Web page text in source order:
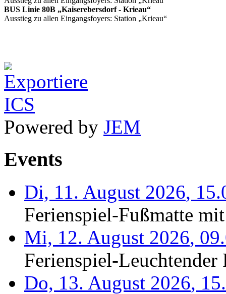
BUS Linie 80B „Kaiserebersdorf - Krieau“
Ausstieg zu allen Eingangsfoyers: Station „Krieau“
Powered by JEM
Events
Di, 11. August 2026,
Ferienspiel-Fußmatte
Mi, 12. August 2026,
Ferienspiel-Leuchtender
Do, 13. August 2026,